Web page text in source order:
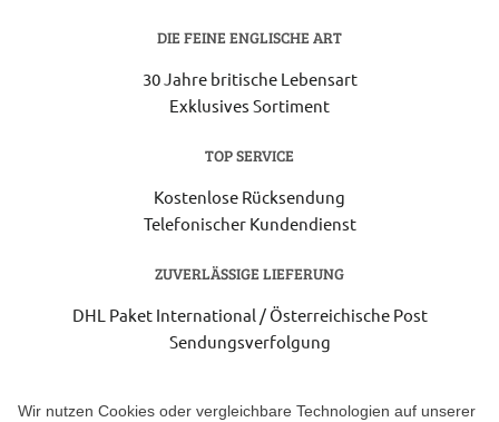
Wir nutzen Cookies oder vergleichbare Technologien auf unserer
DIE FEINE ENGLISCHE ART
30 Jahre britische Lebensart
Exklusives Sortiment
TOP SERVICE
Kostenlose Rücksendung
Telefonischer Kundendienst
ZUVERLÄSSIGE LIEFERUNG
DHL Paket International / Österreichische Post
Sendungsverfolgung